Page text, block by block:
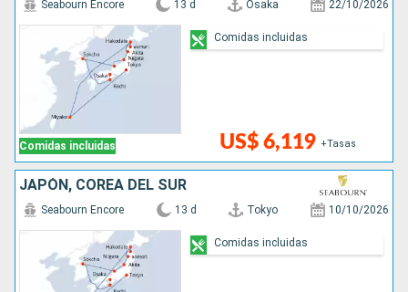
Comidas incluidas
Seabourn Encore 13 d Osaka 22/10/2026
US$ 6,119 +Tasas
Comidas incluidas
JAPÓN, COREA DEL SUR
Seabourn Encore 13 d Tokyo 10/10/2026
Comidas incluidas